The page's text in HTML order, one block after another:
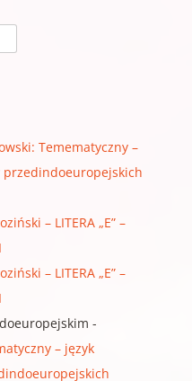
Temematyczny –
przedindoeuropejskich
– LITERA „E” –
– LITERA „E” –
-
– język